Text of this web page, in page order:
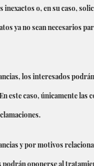
inexactos o, en su caso,
ya no sean necesarios
los interesados
este caso, únicamente las
y por motivos
oponerse al